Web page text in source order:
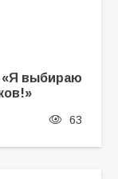
«Я выбираю
63